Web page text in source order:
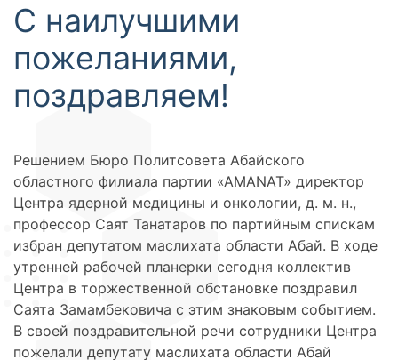
С наилучшими
пожеланиями,
поздравляем!
Решением Бюро Политсовета Абайского
областного филиала партии «АМАNАТ» директор
Центра ядерной медицины и онкологии, д. м. н.,
профессор Саят Танатаров по партийным спискам
избран депутатом маслихата области Абай. В ходе
утренней рабочей планерки сегодня коллектив
Центра в торжественной обстановке поздравил
Саята Замамбековича с этим знаковым событием.
В своей поздравительной речи сотрудники Центра
пожелали депутату маслихата области Абай